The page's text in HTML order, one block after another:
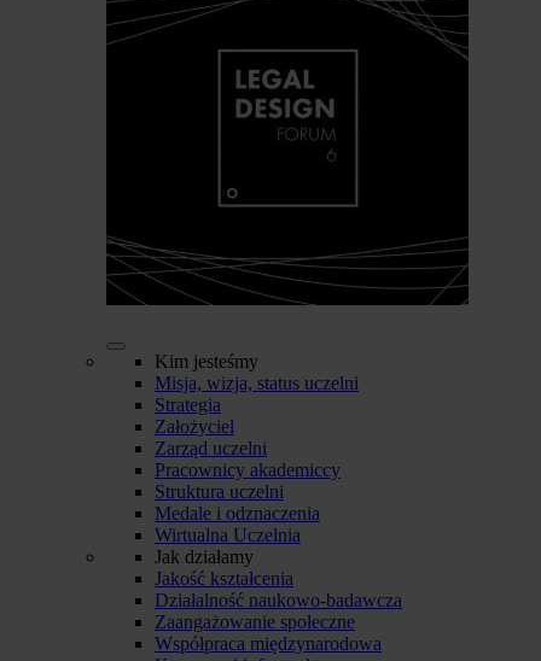
Kim jesteśmy
Misja, wizja, status uczelni
Strategia
Założyciel
Zarząd uczelni
Pracownicy akademiccy
Struktura uczelni
Medale i odznaczenia
Wirtualna Uczelnia
Jak działamy
Jakość kształcenia
Działalność naukowo-badawcza
Zaangażowanie społeczne
Współpraca międzynarodowa